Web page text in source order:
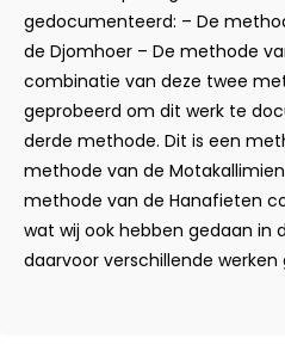
gedocumenteerd: – De
de Djomhoer – De methode
combinatie van deze twee
geprobeerd om dit werk te
derde methode. Dit is een
methode van de
methode van de Hanafieten
wat wij ook hebben gedaan in
daarvoor verschillende werken